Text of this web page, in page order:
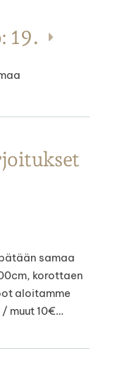
19.
samaa
korottaen
aloitamme
muut 10€…